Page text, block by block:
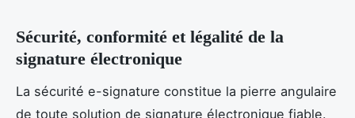
Sécurité, conformité et légalité de la
signature électronique
La sécurité e-signature constitue la pierre angulaire
de toute solution de signature électronique fiable.